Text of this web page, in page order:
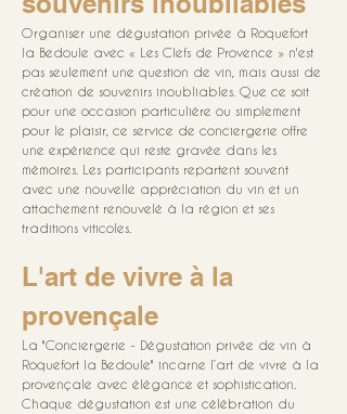
Organiser une dégustation privée à Roquefort
la Bedoule avec « Les Clefs de Provence » n'est
pas seulement une question de vin, mais aussi de
création de souvenirs inoubliables. Que ce soit
pour une occasion particulière ou simplement
pour le plaisir, ce service de conciergerie offre
une expérience qui reste gravée dans les
mémoires. Les participants repartent souvent
avec une nouvelle appréciation du vin et un
attachement renouvelé à la région et ses
traditions viticoles.
L'art de vivre à la
provençale
La "Conciergerie - Dégustation privée de vin à
Roquefort la Bedoule" incarne l’art de vivre à la
provençale avec élégance et sophistication.
Chaque dégustation est une célébration du